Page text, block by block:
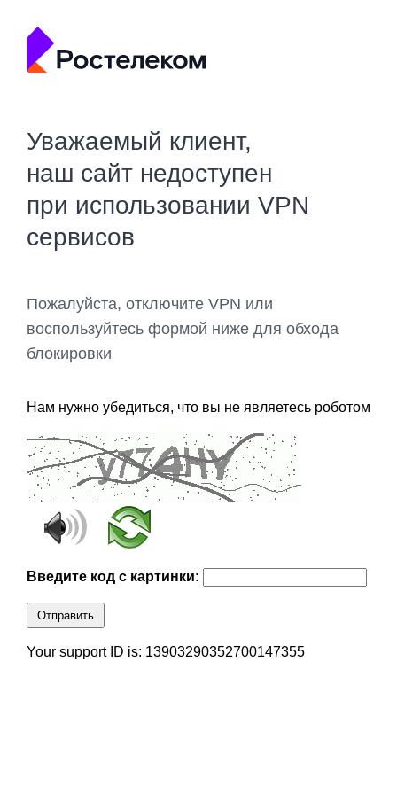
Уважаемый клиент,
наш сайт недоступен
при использовании VPN
сервисов
Пожалуйста, отключите VPN или
воспользуйтесь формой ниже для обхода
блокировки
Нам нужно убедиться, что вы не являетесь роботом
Введите код с картинки:
Отправить
Your support ID is: 13903290352700147355